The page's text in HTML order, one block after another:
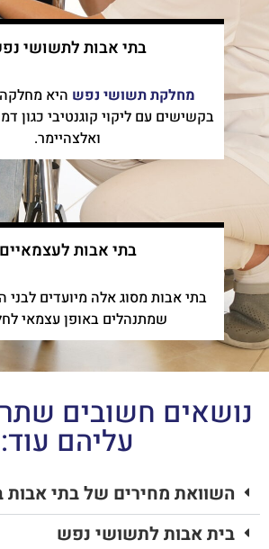
בתי אבות לתשושי
מחלקת תשושי נפש היא
בקשישים עם ליקוי קוגנטיבי כגון
ואלצהיימר.
בתי אבות לעצמאיים
בתי אבות מסוג אלה מיועדים לבני
שמתנהלים באופן עצמאי
נושאים חשובים
עליהם עוד:
השוואת מחירים של בתי אבות
בית אבות לתשושי נפש